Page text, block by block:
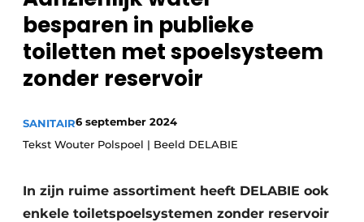
Vacature aanmelden
Vacatures
Video’s
Sanitair
Brandbeveiliging
Warmtepompen
besparen in publieke
toiletten met spoelsysteem
zonder reservoir
SANITAIR6 september 2024
Tekst Wouter Polspoel | Beeld DELABIE
In zijn ruime assortiment heeft DELABIE ook
enkele toiletspoelsystemen zonder reservoir